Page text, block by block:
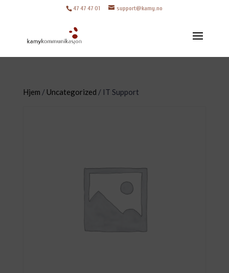
47 47 47 01 support@kamy.no
Hjem / Uncategorized / IT Support